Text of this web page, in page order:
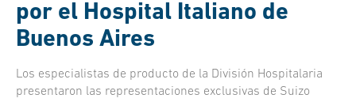
por el Hospital Italiano de
Buenos Aires
Los especialistas de producto de la División Hospitalaria
presentaron las representaciones exclusivas de Suizo